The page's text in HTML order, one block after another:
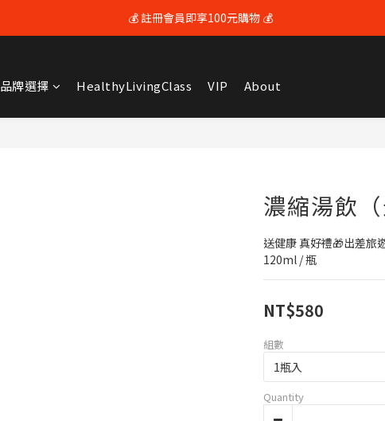
💰 註冊會員即享100元購物 💰
💰 註冊會員即享100元購物 💰
💰 註冊會員即享100元購物 💰
品牌選擇 HealthyLivingClass VIP About
濃縮湯飲（
送健康 真好禮🎁出差旅
120ml / 瓶
NT$580
組數
Quantity